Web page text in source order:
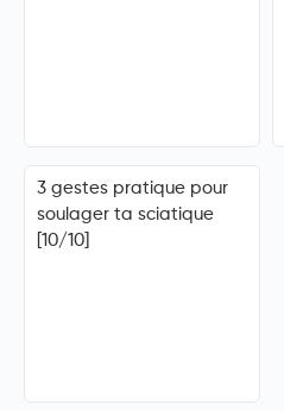
3 gestes pratique pour
soulager ta sciatique
[10/10]